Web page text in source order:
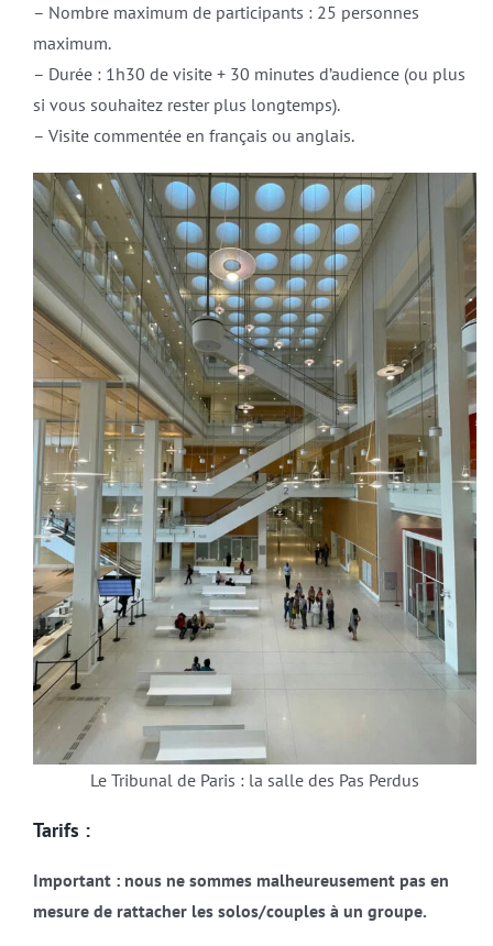
– Nombre maximum de participants : 25 personnes
maximum.
– Durée : 1h30 de visite + 30 minutes d’audience (ou plus
si vous souhaitez rester plus longtemps).
– Visite commentée en français ou anglais.
Le Tribunal de Paris : la salle des Pas Perdus
Tarifs :
Important : nous ne sommes malheureusement pas en
mesure de rattacher les solos/couples à un groupe.